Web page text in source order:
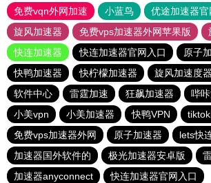
免费vqn外网加速
小蓝鸟 优途加速器官
旋风加速器
免费vps加速器外网苹果版
快连加速器
快连加速器官网入口
原子
快鸭加速器
快柠檬加速器 旋风加速度器
软件中心
雷霆加速 狂飙加速器 哔
小美vpn
小美加速器 快鸭VPN
免费vps加速器外网
原子加速器
lets快
加速器国外软件的
极光加速器安卓版
加速器anyconnect
快连加速器官网入口